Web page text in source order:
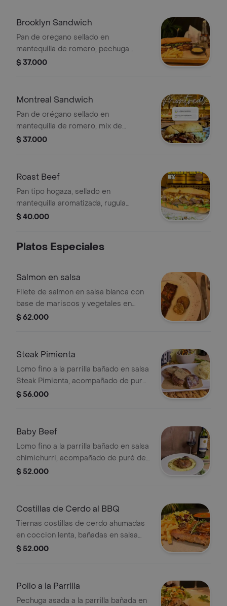
maiz, chimichurri. Acompañado de
papas francesas.
Brooklyn Sandwich
Pan de oregano sellado en
mantequilla de romero, pechuga
crispy, queso costeño a la parrilla,
de papas francesas.
$ 37.000
Montreal Sandwich
Pan de orégano sellado en
mantequilla de romero, mix de
lechugas, rodajas de tomate, lomo de
campesino, salami, queso mozzarella,
cebollín chino. Acompañado de papas
francesas.
$ 37.000
Roast Beef
Pan tipo hogaza, sellado en
mantequilla aromatizada, rugula
fresca, cebolla grillada, lomo fino a la
Acompañado con papas francesas.
$ 40.000
Platos Especiales
Salmon en salsa
Filete de salmon en salsa blanca con
base de mariscos y vegetales en
brunoise, pure de papa, ensalada de
$ 62.000
Steak Pimienta
Lomo fino a la parrilla bañado en salsa
Steak Pimienta, acompañado de puré
de papas y ensalada de la casa.
$ 56.000
Baby Beef
Lomo fino a la parrilla bañado en salsa
chimichurri, acompañado de puré de
papas y ensalada de la casa. (250Gr)
$ 52.000
Costillas de Cerdo al BBQ
Tiernas costillas de cerdo ahumadas
en coccion lenta, bañadas en salsa
bbq artesanal, acompañadas de
$ 52.000
Pollo a la Parrilla
Pechuga asada a la parrilla bañada en